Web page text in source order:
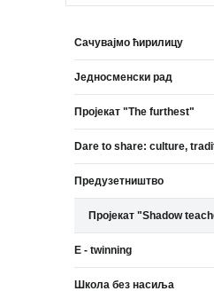
Сачувајмо ћирилицу
Једносменски рад
Пројекат "The furthest"
Dare to share: culture,
Предузетништво
Пројекат "Shadow
E - twinning
Школа без насиља